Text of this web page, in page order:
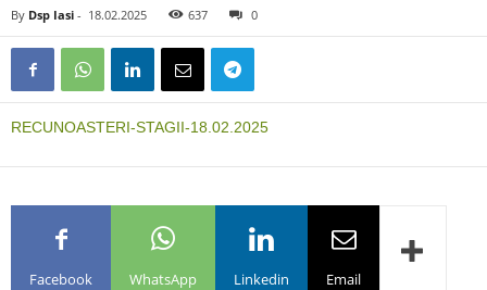
By Dsp Iasi - 18.02.2025 637 0
RECUNOASTERI-STAGII-18.02.2025
Facebook WhatsApp Linkedin Email